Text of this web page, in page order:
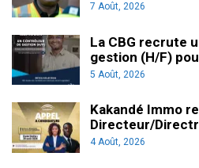
7 Août, 2026
La CBG recrute
gestion (H/F)
5 Août, 2026
Kakandé Immo
Directeur/
4 Août, 2026